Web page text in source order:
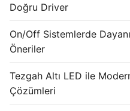
Doğru Driver
On/Off Sistemlerde
Öneriler
Tezgah Altı LED ile
Çözümleri